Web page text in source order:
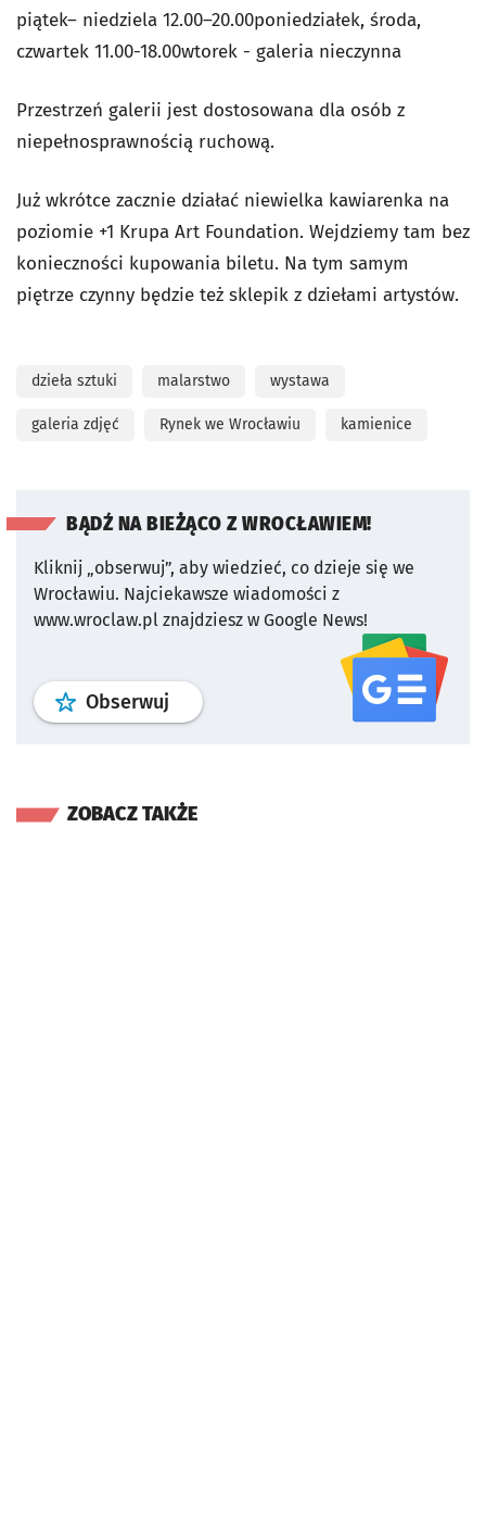
piątek– niedziela 12.00–20.00poniedziałek, środa,
czwartek 11.00-18.00wtorek - galeria nieczynna
Przestrzeń galerii jest dostosowana dla osób z
niepełnosprawnością ruchową.
Już wkrótce zacznie działać niewielka kawiarenka na
poziomie +1 Krupa Art Foundation. Wejdziemy tam bez
konieczności kupowania biletu. Na tym samym
piętrze czynny będzie też sklepik z dziełami artystów.
dzieła sztuki malarstwo wystawa
galeria zdjęć Rynek we Wrocławiu kamienice
BĄDŹ NA BIEŻĄCO Z WROCŁAWIEM!
Kliknij „obserwuj”, aby wiedzieć, co dzieje się we
Wrocławiu. Najciekawsze wiadomości z
www.wroclaw.pl znajdziesz w Google News!
Obserwuj profil serwisu
ZOBACZ TAKŻE